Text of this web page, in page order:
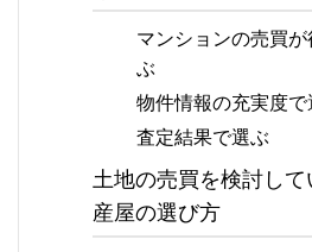
マンションの売買
ぶ
物件情報の充実度で
査定結果で選ぶ
土地の売買を検討し
産屋の選び方